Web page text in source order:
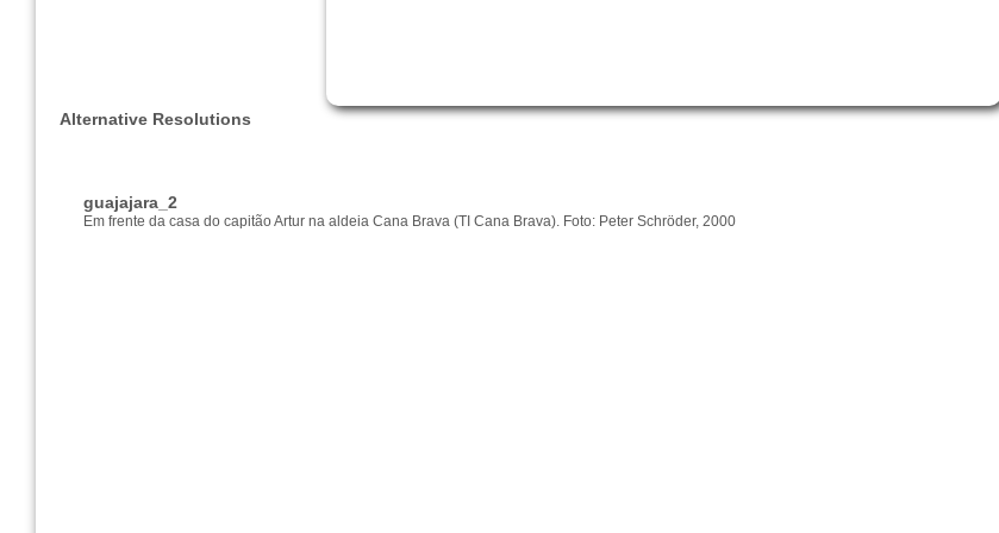
Alternative Resolutions
guajajara_2
Em frente da casa do capitão Artur na aldeia Cana Brava (TI Cana Brava). Foto: Peter Schröder, 2000